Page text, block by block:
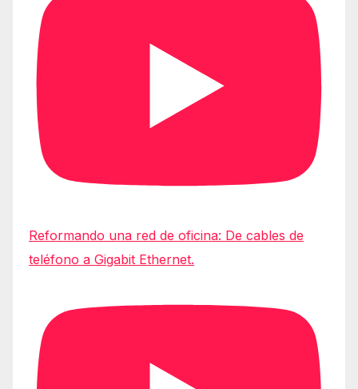
Reformando una red de oficina: De cables de
teléfono a Gigabit Ethernet.